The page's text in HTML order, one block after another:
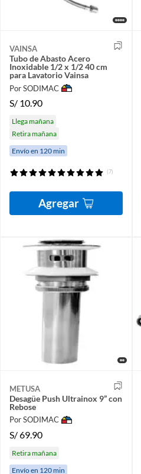
VAINSA
Tubo de Abasto Acero
Inoxidable 1/2 x 1/2 40 cm
para Lavatorio Vainsa
Por SODIMAC
S/ 10.90
Llega mañana
Retira mañana
Envío en 120 min
(7)
Agregar
METUSA
Desagüe Push Ultrainox 9” con
Rebose
Por SODIMAC
S/69.90
Retira mañana
Envío en 120 min